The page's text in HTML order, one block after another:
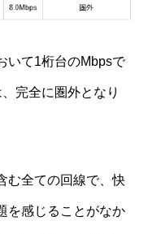
いて1桁台のMbpsで
完全に圏外となり
む全ての回線で、快
を感じることがなか